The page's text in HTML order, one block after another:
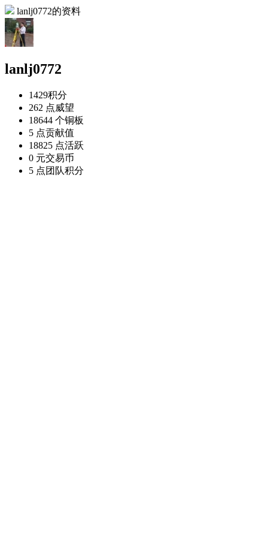
lanlj0772的资料
lanlj0772
1429积分
262 点威望
18644 个铜板
5 点贡献值
18825 点活跃
0 元交易币
5 点团队积分